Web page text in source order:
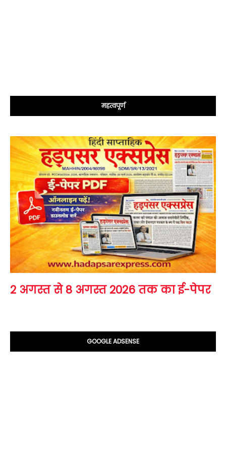
महत्वपूर्ण
2 अगस्त से 8 अगस्त 2026 तक का ई-पेपर
GOOGLE ADSENSE